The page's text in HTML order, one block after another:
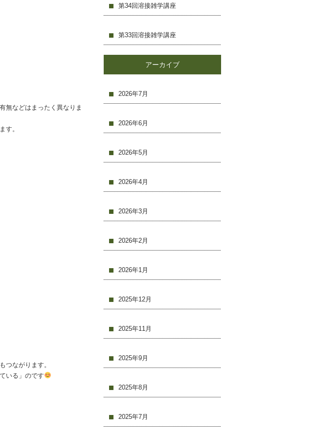
無などはまったく異なりま
す。
つながります。
いる」のです
第34回溶接雑学講座
第33回溶接雑学講座
アーカイブ
2026年7月
2026年6月
2026年5月
2026年4月
2026年3月
2026年2月
2026年1月
2025年12月
2025年11月
2025年9月
2025年8月
2025年7月